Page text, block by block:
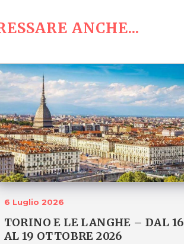
ANCHE...
6 Luglio 2026
TORINO E LE LANGHE – DAL 16
AL 19 OTTOBRE 2026